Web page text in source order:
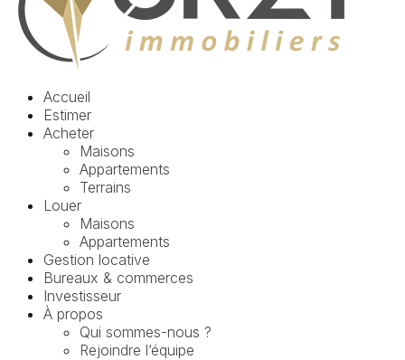
Accueil
Estimer
Acheter
Maisons
Appartements​
Terrains
Louer
Maisons
Appartements
Gestion locative
Bureaux & commerces
Investisseur
À propos
Qui sommes-nous ?
Rejoindre l’équipe